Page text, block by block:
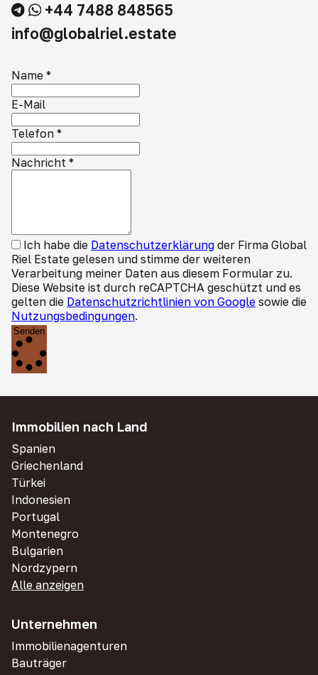
+44 7488 848565
info@globalriel.estate
Name *
E-Mail
Telefon *
Nachricht *
Ich habe die Datenschutzerklärung der Firma Global
Riel Estate gelesen und stimme der weiteren
Verarbeitung meiner Daten aus diesem Formular zu.
Diese Website ist durch reCAPTCHA geschützt und es
gelten die Datenschutzrichtlinien von Google sowie die
Nutzungsbedingungen.
Senden
Immobilien nach Land
Spanien
Griechenland
Türkei
Indonesien
Portugal
Montenegro
Bulgarien
Nordzypern
Alle anzeigen
Unternehmen
Immobilienagenturen
Bauträger